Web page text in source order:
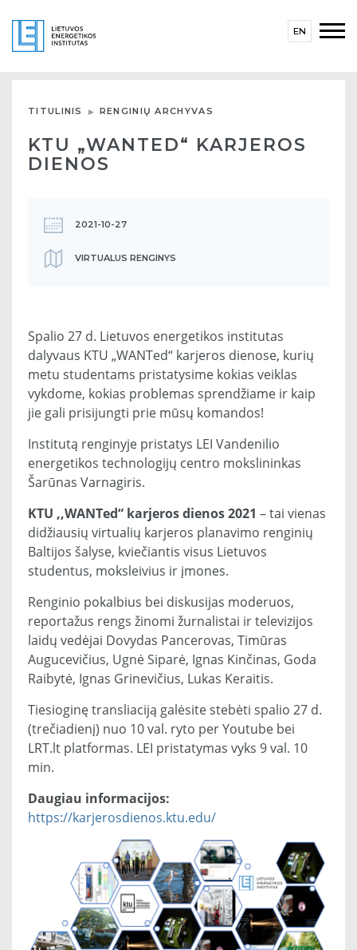
EN
TITULINIS RENGINIŲ ARCHYVAS
KTU „WANTED“ KARJEROS
DIENOS
2021-10-27
VIRTUALUS RENGINYS
Spalio 27 d. Lietuvos energetikos institutas
dalyvaus KTU „WANTed“ karjeros dienose, kurių
metu studentams pristatysime kokias veiklas
vykdome, kokias problemas sprendžiame ir kaip
jie gali prisijungti prie mūsų komandos!
Institutą renginyje pristatys LEI Vandenilio
energetikos technologijų centro mokslininkas
Šarūnas Varnagiris.
KTU ,,WANTed“ karjeros dienos 2021 – tai vienas
didžiausių virtualių karjeros planavimo renginių
Baltijos šalyse, kviečiantis visus Lietuvos
studentus, moksleivius ir įmones.
Renginio pokalbius bei diskusijas moderuos,
reportažus rengs žinomi žurnalistai ir televizijos
laidų vedėjai Dovydas Pancerovas, Timūras
Augucevičius, Ugnė Siparė, Ignas Kinčinas, Goda
Raibytė, Ignas Grinevičius, Lukas Keraitis.
Tiesioginę transliaciją galėsite stebėti spalio 27 d.
(trečiadienį) nuo 10 val. ryto per Youtube bei
LRT.lt platformas. LEI pristatymas vyks 9 val. 10
min.
Daugiau informacijos:
https://karjerosdienos.ktu.edu/